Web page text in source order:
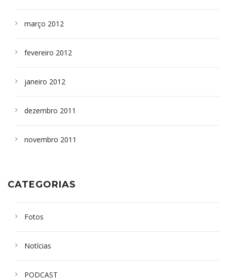
março 2012
fevereiro 2012
janeiro 2012
dezembro 2011
novembro 2011
CATEGORIAS
Fotos
Notícias
PODCAST